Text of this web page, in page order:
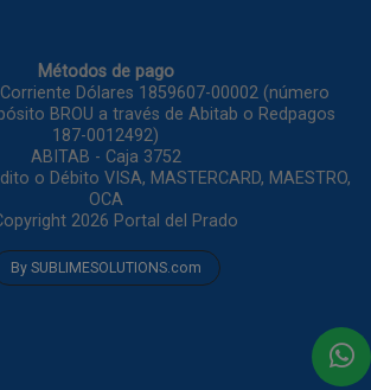
Métodos de pago
Corriente Dólares 1859607-00002 (número
BROU a través de Abitab o Redpagos
187-0012492)
ABITAB - Caja 3752
o Débito VISA, MASTERCARD, MAESTRO,
OCA
2026 Portal del Prado
By SUBLIMESOLUTIONS.com